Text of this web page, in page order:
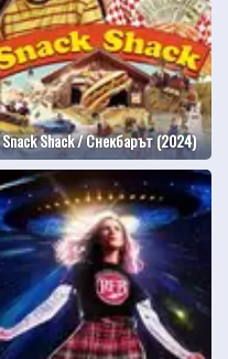
Snack Shack / Снекбарът (2024)